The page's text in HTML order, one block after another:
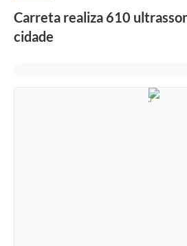
Carreta realiza 610
cidade